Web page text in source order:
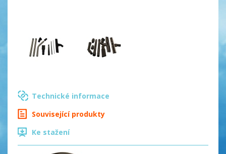
Technické informace
Související produkty
Ke stažení